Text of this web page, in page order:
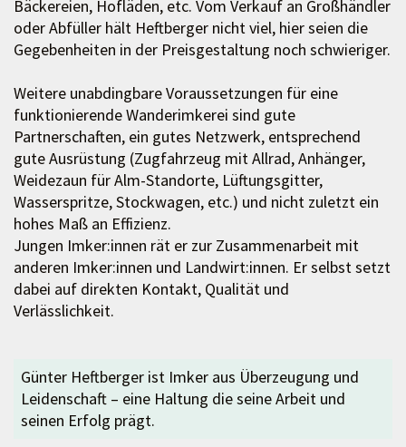
Bäckereien, Hofläden, etc. Vom Verkauf an Großhändler
oder Abfüller hält Heftberger nicht viel, hier seien die
Gegebenheiten in der Preisgestaltung noch schwieriger.
Weitere unabdingbare Voraussetzungen für eine
funktionierende Wanderimkerei sind gute
Partnerschaften, ein gutes Netzwerk, entsprechend
gute Ausrüstung (Zugfahrzeug mit Allrad, Anhänger,
Weidezaun für Alm-Standorte, Lüftungsgitter,
Wasserspritze, Stockwagen, etc.) und nicht zuletzt ein
hohes Maß an Effizienz.
Jungen Imker:innen rät er zur Zusammenarbeit mit
anderen Imker:innen und Landwirt:innen. Er selbst setzt
dabei auf direkten Kontakt, Qualität und
Verlässlichkeit.
Günter Heftberger ist Imker aus Überzeugung und
Leidenschaft – eine Haltung die seine Arbeit und
seinen Erfolg prägt.